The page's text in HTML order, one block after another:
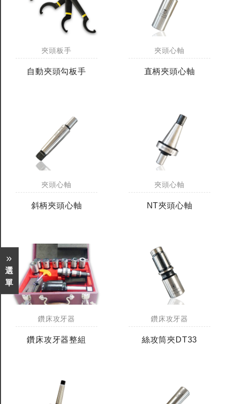
選
單
夾頭板手
自動夾頭勾板手
夾頭心軸
直柄夾頭心軸
夾頭心軸
斜柄夾頭心軸
夾頭心軸
NT夾頭心軸
鑽床攻牙器
鑽床攻牙器整組
鑽床攻牙器
絲攻筒夾DT33